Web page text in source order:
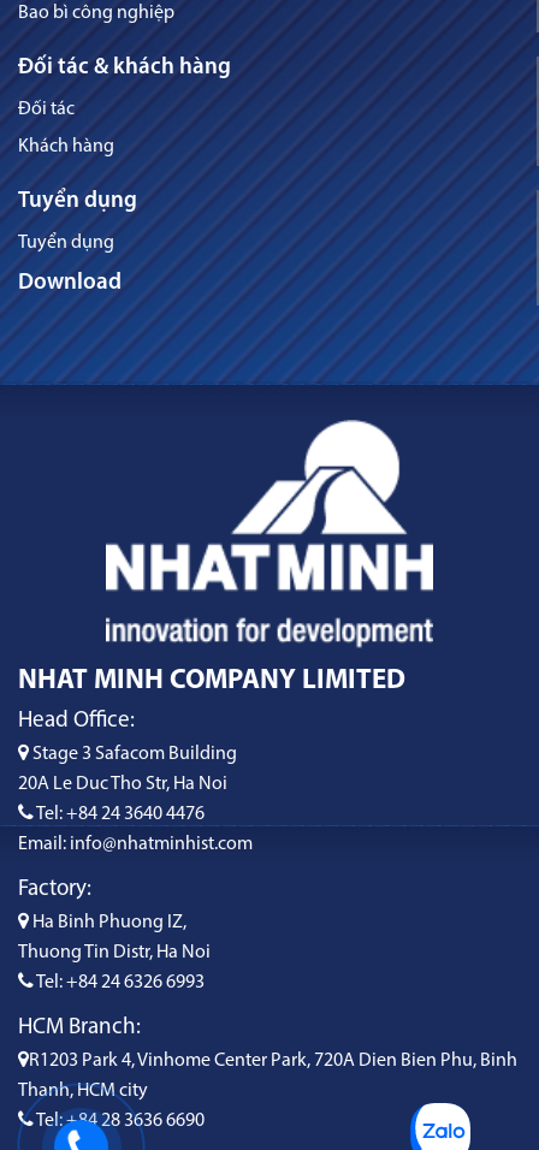
Bao bì công nghiệp
Đối tác & khách hàng
Đối tác
Khách hàng
Tuyển dụng
Tuyển dụng
Download
NHAT MINH COMPANY LIMITED
Head Office:
Stage 3 Safacom Building
20A Le Duc Tho Str, Ha Noi
Tel: +84 24 3640 4476
Email: info@nhatminhist.com
Factory:
Ha Binh Phuong IZ,
Thuong Tin Distr, Ha Noi
Tel: +84 24 6326 6993
HCM Branch:
R1203 Park 4, Vinhome Center Park, 720A Dien Bien Phu, Binh
Thanh, HCM city
Tel: +84 28 3636 6690